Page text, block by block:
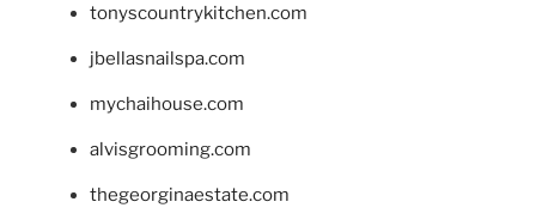
tonyscountrykitchen.com
jbellasnailspa.com
mychaihouse.com
alvisgrooming.com
thegeorginaestate.com